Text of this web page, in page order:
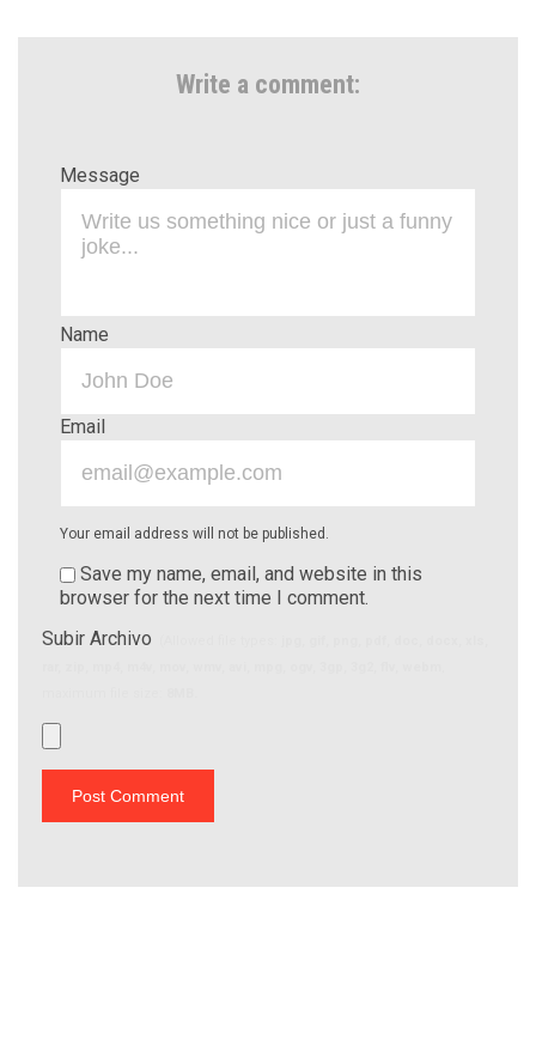
Write a comment:
Message
Name
Email
Your email address will not be published.
Save my name, email, and website in this
browser for the next time I comment.
Subir Archivo